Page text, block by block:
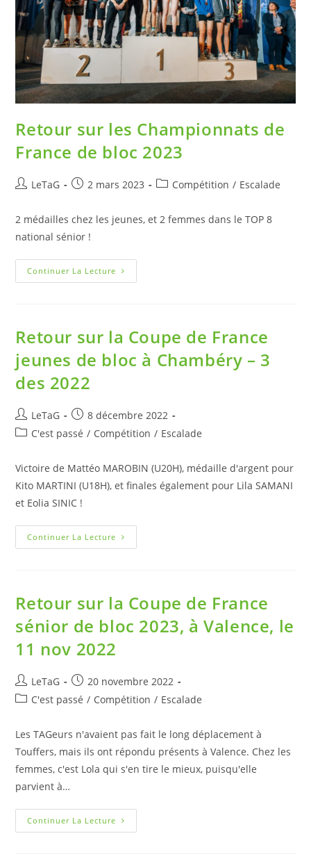
Retour sur les Championnats de
France de bloc 2023
LeTaG 2 mars 2023 Compétition / Escalade
2 médailles chez les jeunes, et 2 femmes dans le TOP 8
national sénior !
Continuer La Lecture
Retour sur la Coupe de France
jeunes de bloc à Chambéry – 3
des 2022
LeTaG
8 décembre 2022
C'est passé / Compétition / Escalade
Victoire de Mattéo MAROBIN (U20H), médaille d'argent pour
Kito MARTINI (U18H), et finales également pour Lila SAMANI
et Eolia SINIC !
Continuer La Lecture
Retour sur la Coupe de France
sénior de bloc 2023, à Valence, le
11 nov 2022
LeTaG
20 novembre 2022
C'est passé / Compétition / Escalade
Les TAGeurs n'avaient pas fait le long déplacement à
Touffers, mais ils ont répondu présents à Valence. Chez les
femmes, c'est Lola qui s'en tire le mieux, puisqu'elle
parvient à…
Continuer La Lecture